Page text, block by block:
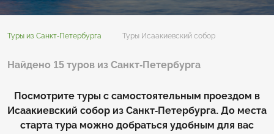
Туры из Санкт-Петербурга Туры Исаакиевский собор
Найдено 15 туров из Санкт-Петербурга
Посмотрите туры с самостоятельным проездом в
Исаакиевский собор из Санкт-Петербурга. До места
старта тура можно добраться удобным для вас